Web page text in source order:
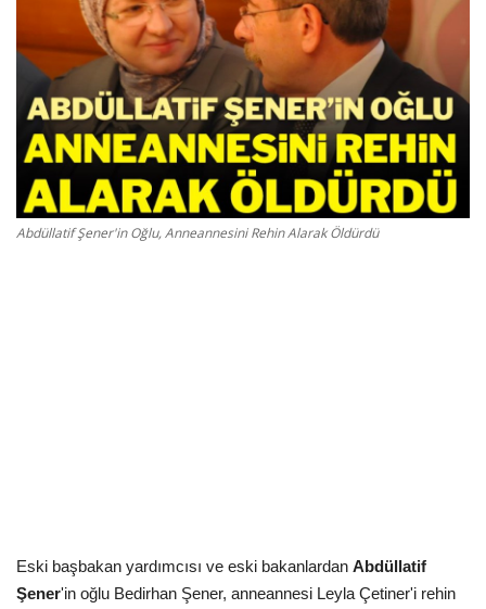
Turizm
Siyaset
Bodrum Nöbetçi Eczaneler
Köşe Yazarları
Abdüllatif Şener'in Oğlu, Anneannesini Rehin Alarak Öldürdü
Eski başbakan yardımcısı ve eski bakanlardan Abdüllatif
Şener'in oğlu Bedirhan Şener, anneannesi Leyla Çetiner'i rehin